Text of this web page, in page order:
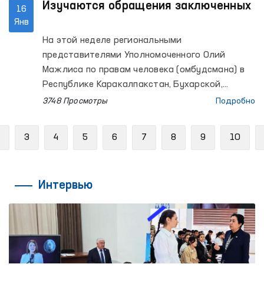
16
Янв
Изучаются обращения заключенных
На этой неделе региональными
представителями Уполномоченного Олий
Мажлиса по правам человека (омбудсмана) в
Республике Каракалпакстан, Бухарской,
Наманганской и Хорезмской областях были
3748 Просмотры Подробно
3 4 5 6 7 8 9 10
Интервью